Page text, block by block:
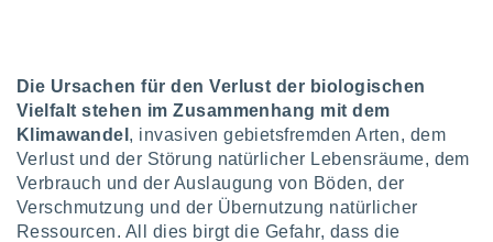
und der
von
von
Die Ursachen für den Verlust der biologischen
Vielfalt stehen im Zusammenhang mit dem
Klimawandel , invasiven gebietsfremden Arten, dem
Verlust und der Störung natürlicher Lebensräume, dem
Verbrauch und der Auslaugung von Böden, der
Verschmutzung und der Übernutzung natürlicher
Ressourcen. All dies birgt die Gefahr, dass die